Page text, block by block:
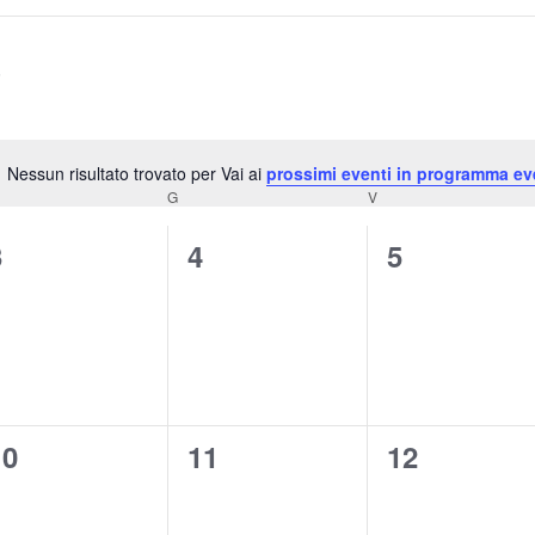
Notice
Nessun risultato trovato per Vai ai prossimi eventi in programma
G V
0
4
0
5
0
11
0
12